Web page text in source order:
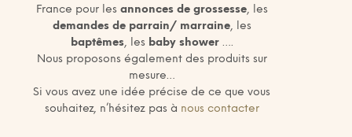
France pour les annonces de grossesse, les
demandes de parrain/ marraine, les
baptêmes, les baby shower….
Nous proposons également des produits sur
mesure…
Si vous avez une idée précise de ce que vous
souhaitez, n’hésitez pas à nous contacter